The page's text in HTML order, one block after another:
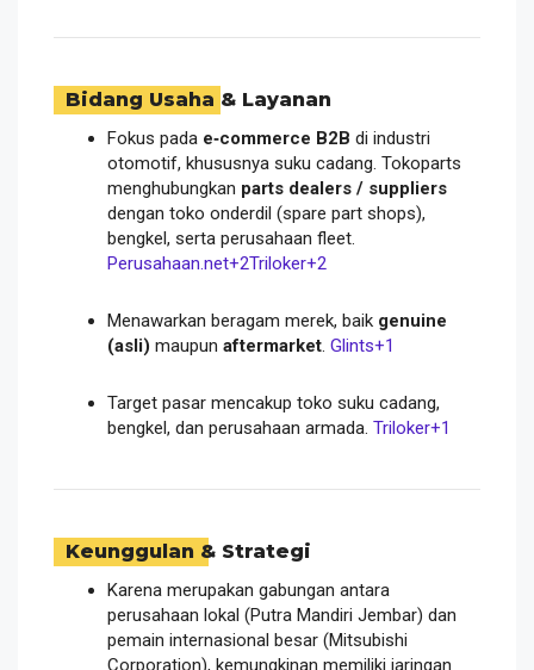
Bidang Usaha & Layanan
Fokus pada e‑commerce B2B di industri
otomotif, khususnya suku cadang. Tokoparts
menghubungkan parts dealers / suppliers
dengan toko onderdil (spare part shops),
bengkel, serta perusahaan fleet.
Perusahaan.net+2Triloker+2
Menawarkan beragam merek, baik genuine
(asli) maupun aftermarket Glints+1
Target pasar mencakup toko suku cadang,
bengkel, dan perusahaan armada. Triloker+1
Keunggulan & Strategi
Karena merupakan gabungan antara
perusahaan lokal (Putra Mandiri Jembar) dan
pemain internasional besar (Mitsubishi
Corporation), kemungkinan memiliki jaringan